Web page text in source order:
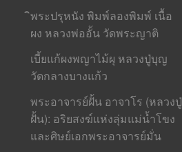
ิพระปรุหนัง พิมพ์ลองพิมพ์ เนื้อ
ผง หลวงพ่ออั้น วัดพระญาติ
เบี้ยแก้ผงพญาไม้ผุ หลวงปู่บุญ
วัดกลางบางแก้ว
พระอาจารย์ฝั้น อาจาโร (หลวงปู่
ฝั้น): อริยสงฆ์แห่งลุ่มแม่น้ำโขง
และศิษย์เอกพระอาจารย์มั่น